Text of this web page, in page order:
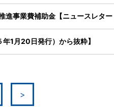
1月20日発行）から抜粋】
>